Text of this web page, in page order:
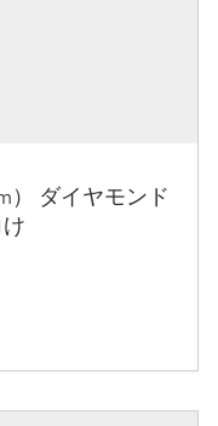
） ダイヤモンド